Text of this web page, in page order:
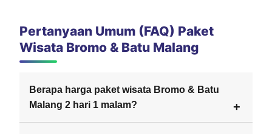
Pertanyaan Umum (FAQ) Paket
Wisata Bromo & Batu Malang
Berapa harga paket wisata Bromo & Batu
Malang 2 hari 1 malam?